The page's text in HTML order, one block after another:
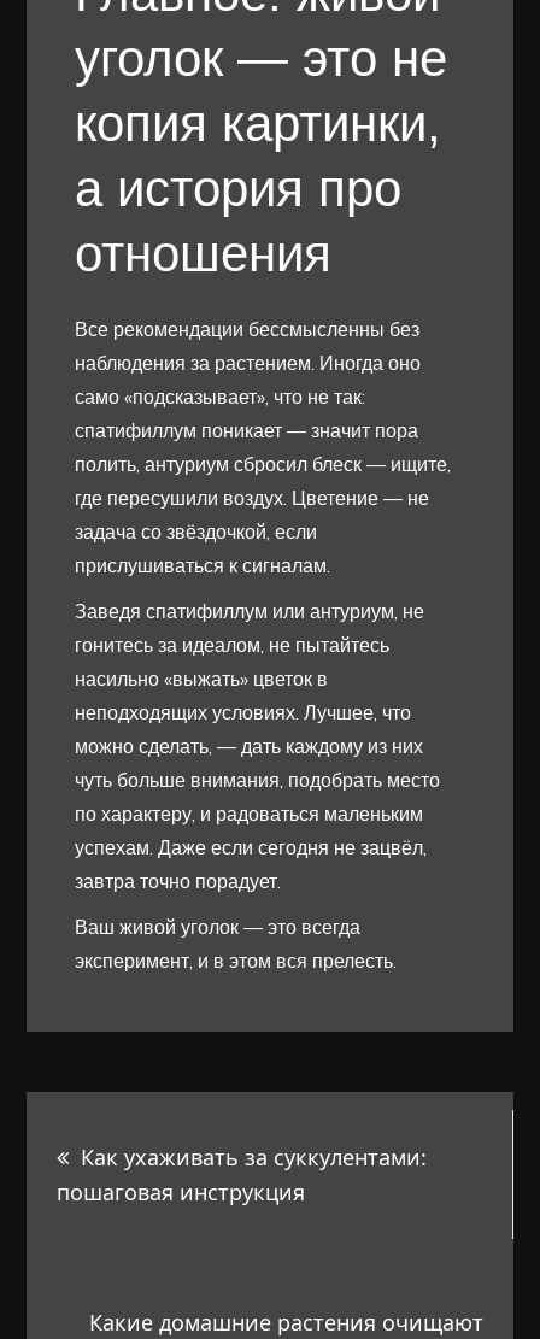
уголок — это не
копия картинки,
а история про
отношения
Все рекомендации бессмысленны без
наблюдения за растением. Иногда оно
само «подсказывает», что не так:
спатифиллум поникает — значит пора
полить, антуриум сбросил блеск — ищите,
где пересушили воздух. Цветение — не
задача со звёздочкой, если
прислушиваться к сигналам.
Заведя спатифиллум или антуриум, не
гонитесь за идеалом, не пытайтесь
насильно «выжать» цветок в
неподходящих условиях. Лучшее, что
можно сделать, — дать каждому из них
чуть больше внимания, подобрать место
по характеру, и радоваться маленьким
успехам. Даже если сегодня не зацвёл,
завтра точно порадует.
Ваш живой уголок — это всегда
эксперимент, и в этом вся прелесть.
по
Как ухаживать за суккулентами:
пошаговая инструкция
Какие домашние растения очищают